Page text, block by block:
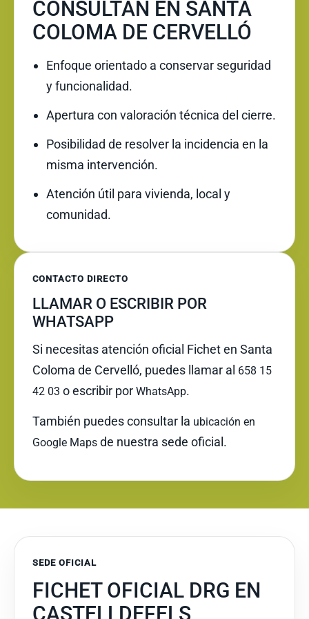
CONSULTAN EN SANTA
COLOMA DE CERVELLÓ
Enfoque orientado a conservar seguridad
y funcionalidad.
Apertura con valoración técnica del cierre.
Posibilidad de resolver la incidencia en la
misma intervención.
Atención útil para vivienda, local y
comunidad.
CONTACTO DIRECTO
LLAMAR O ESCRIBIR POR
WHATSAPP
Si necesitas atención oficial Fichet en Santa
Coloma de Cervelló, puedes llamar al 658 15
42 03 o escribir por WhatsApp.
También puedes consultar la ubicación en
Google Maps de nuestra sede oficial.
SEDE OFICIAL
FICHET OFICIAL DRG EN
CASTELLDEFELS